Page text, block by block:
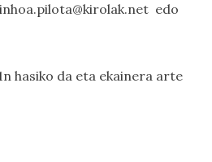
edo
hasiko da eta ekainera arte